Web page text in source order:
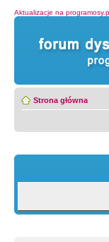
Aktualizacje na
Strona główna